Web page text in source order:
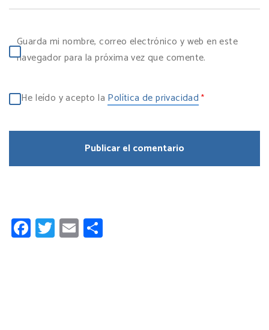
Guarda mi nombre, correo electrónico y web en este
navegador para la próxima vez que comente.
He leído y acepto la Política de privacidad *
Facebook
Twitter
Email